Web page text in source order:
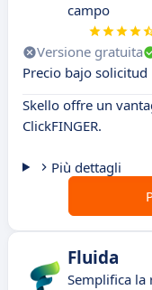
campo
Versione gratuita
Precio bajo solicitud
Skello offre un
ClickFINGER.
Più dettagli
Fluida
Semplifica la